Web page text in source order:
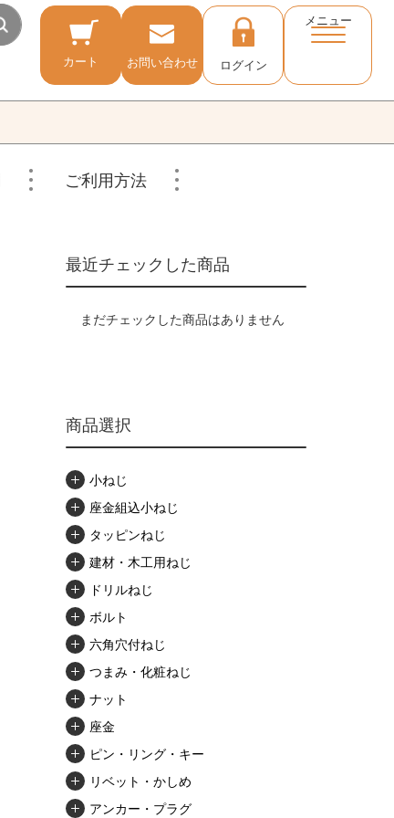
カート お問い合わせ ログイン
メニュー
ご利用方法
最近チェックした商品
まだチェックした商品はありません
商品選択
小ねじ
座金組込小ねじ
タッピンねじ
建材・木工用ねじ
ドリルねじ
ボルト
六角穴付ねじ
つまみ・化粧ねじ
ナット
座金
ピン・リング・キー
リベット・かしめ
アンカー・プラグ